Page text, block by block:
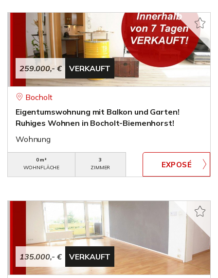
259.000,- € VERKAUFT
Bocholt
Eigentumswohnung mit Balkon und Garten!
Ruhiges Wohnen in Bocholt-Biemenhorst!
Wohnung
0 m²
WOHNFLÄCHE
3
ZIMMER
135.000,- € VERKAUFT